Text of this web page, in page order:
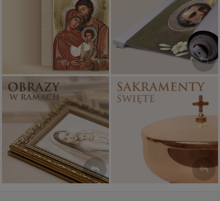
Ikony religijne
PONAD 400
WZORÓW
Banery religijne
ZOBACZ
Obrazy religijne
PIĘKNE
WZORY
Sakramenty Święte